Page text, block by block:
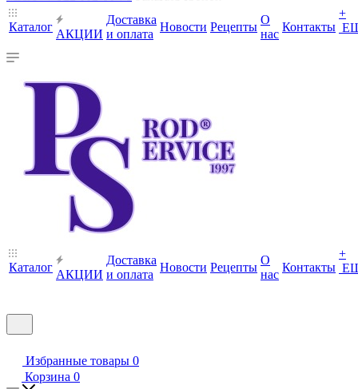
Каталог
АКЦИИ
Доставка
и оплата
Новости Рецепты
О
нас
Контакты
+
Каталог
АКЦИИ
Доставка
и оплата
Новости Рецепты
О
нас
Контакты
+
Избранные товары 0
Корзина 0